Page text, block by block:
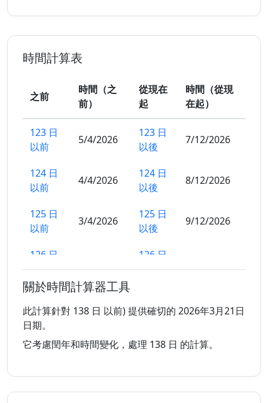
時間計算表
之前
時間（之
前）
從現在
起
時間（從現
在起）
123 日
以前
5/4/2026
123 日
以後
7/12/2026
124 日
以前
4/4/2026
124 日
以後
8/12/2026
125 日
以前
3/4/2026
125 日
以後
9/12/2026
126 日
以前
126 日
以後
127 日
以前
以後
以前
31/3/2026
以後
12/12/2026
129 日
以前
129 日
以後
關於時間計算器工具
此計算針對 138 日 以前) 提供確切的 2026年3月21日
日期。
它考慮閏年和時間變化，處理 138 日 的計算。